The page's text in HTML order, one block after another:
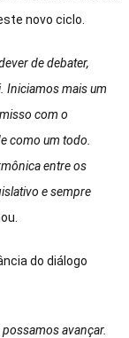
novo ciclo.
de debater,
Iniciamos mais um
com o
como um todo.
entre os
e sempre
do diálogo
avançar.